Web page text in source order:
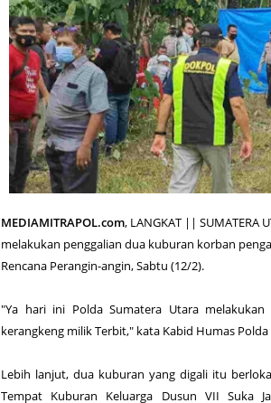
MEDIAMITRAPOL.com, LANGKAT || SUMATERA
melakukan penggalian dua kuburan korban
Rencana Perangin-angin, Sabtu (12/2).
"Ya hari ini Polda Sumatera Utara
kerangkeng milik Terbit," kata Kabid Humas
Lebih lanjut, dua kuburan yang digali itu
Tempat Kuburan Keluarga Dusun VII Suka